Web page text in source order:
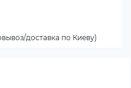
доставка по Киеву)